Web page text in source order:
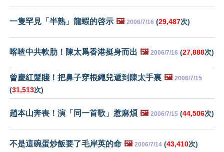
一隻罕見「半熟」龍蝦的啓示 🖼️ 2006/7/16 (29,487次)
喀喳中共軟肋！陳太爲香港挺身而出 🖼️ 2006/7/16 (27,888次)
曾慶紅髮賤！把鼻子穿根繩兒遞到陳太手裏 🖼️ 2006/7/15
(31,513次)
趙本山奔喪！演「同一首歌」惹麻煩 🖼️ 2006/7/15 (44,506次)
不是這碗蛋炒飯要了毛岸英的命 🖼️ 2006/7/14 (43,410次)